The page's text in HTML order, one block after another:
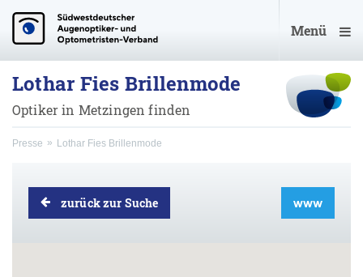
Menü
Lothar Fies Brillenmode
Optiker in Metzingen finden
Presse Lothar Fies Brillenmode
zurück zur Suche